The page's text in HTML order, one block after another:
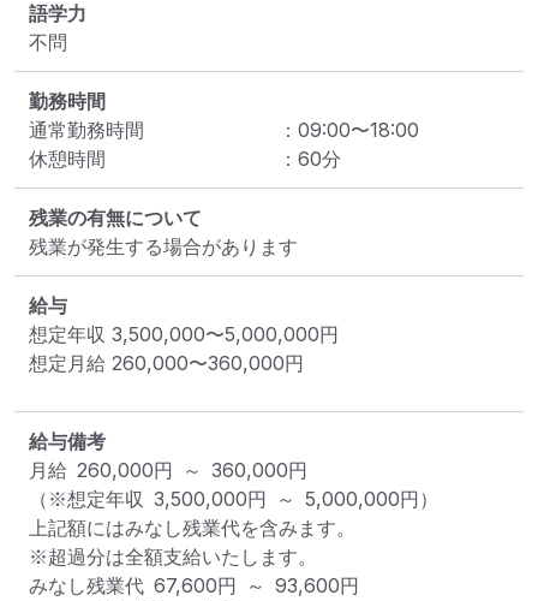
語学力
不問
勤務時間
通常勤務時間
： 09:00〜18:00
休憩時間
： 60分
残業の有無について
残業が発生する場合があります
給与
想定年収 3,500,000〜5,000,000円
想定月給 260,000〜360,000円
給与備考
月給 260,000円 ～ 360,000円
（※想定年収 3,500,000円 ～ 5,000,000円）
上記額にはみなし残業代を含みます。
※超過分は全額支給いたします。
みなし残業代 67,600円 ～ 93,600円